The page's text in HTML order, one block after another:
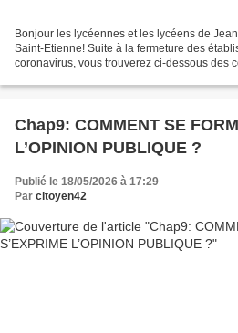
Bonjour les lycéennes et les lycéens de
Saint-Etienne! Suite à la fermeture des
coronavirus, vous trouverez ci-dessous des
Chap9: COMMENT SE
L’OPINION PUBLIQUE ?
Publié le 18/05/2026 à 17:29
Par citoyen42